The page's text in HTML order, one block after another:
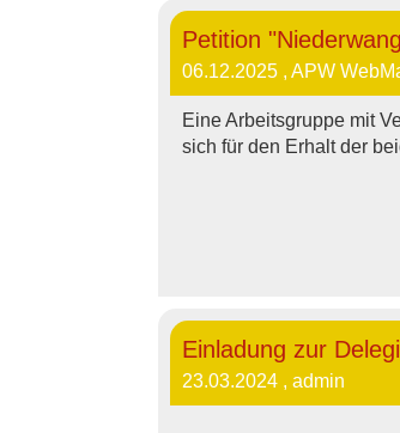
Petition
06.12.2025 , APW
Eine Arbeitsgruppe mit
sich für den Erhalt der
Einladung zur
23.03.2024 , admin